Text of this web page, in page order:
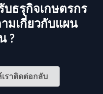
ธรุกิจเกษตรกร
มเกี่ยวกับแผน
?
เราติดต่อกลับ